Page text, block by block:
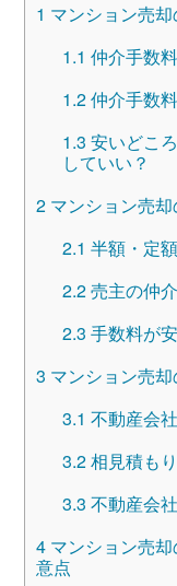
1 マンション売
1.1 仲介手数
1.2仲介手数
1.3 安いどこ
していい？
2マンション売却
2.1 半額・定
2.2売主の仲
2.3 手数料が
3 マンション売
3.1 不動産会
3.2相見積も
3.3 不動産会
4マンション売却
意点